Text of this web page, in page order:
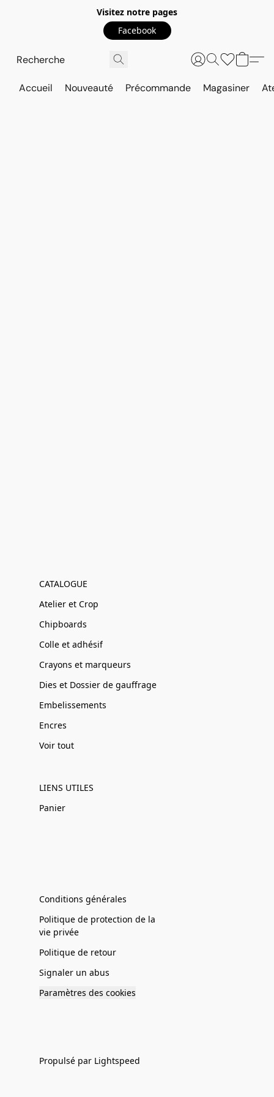
Visitez notre pages
Facebook
Accueil Nouveauté Précommande Magasiner
CATALOGUE
Atelier et Crop
Chipboards
Colle et adhésif
Crayons et marqueurs
Dies et Dossier de gauffrage
Embelissements
Encres
Voir tout
LIENS UTILES
Panier
Conditions générales
Politique de protection de la
vie privée
Politique de retour
Signaler un abus
Paramètres des cookies
Propulsé par Lightspeed